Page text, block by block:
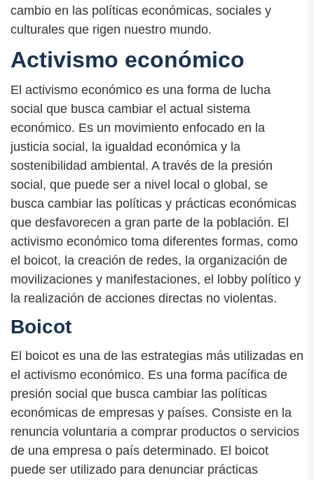
cambio en las políticas económicas, sociales y
culturales que rigen nuestro mundo.
Activismo económico
El activismo económico es una forma de lucha
social que busca cambiar el actual sistema
económico. Es un movimiento enfocado en la
justicia social, la igualdad económica y la
sostenibilidad ambiental. A través de la presión
social, que puede ser a nivel local o global, se
busca cambiar las políticas y prácticas económicas
que desfavorecen a gran parte de la población. El
activismo económico toma diferentes formas, como
el boicot, la creación de redes, la organización de
movilizaciones y manifestaciones, el lobby político y
la realización de acciones directas no violentas.
Boicot
El boicot es una de las estrategias más utilizadas en
el activismo económico. Es una forma pacífica de
presión social que busca cambiar las políticas
económicas de empresas y países. Consiste en la
renuncia voluntaria a comprar productos o servicios
de una empresa o país determinado. El boicot
puede ser utilizado para denunciar prácticas